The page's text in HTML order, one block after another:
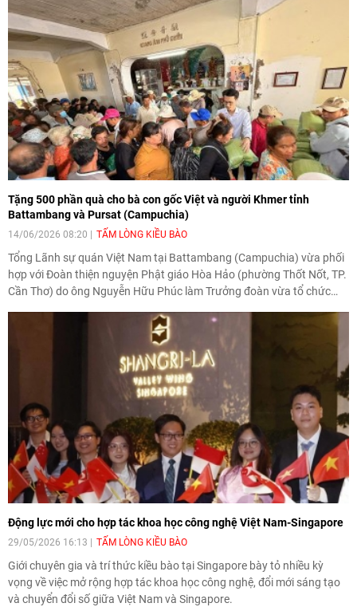
Tặng 500 phần quà cho bà con gốc Việt và người Khmer tỉnh
Battambang và Pursat (Campuchia)
14/06/2026 08:20 TẤM LÒNG KIỀU BÀO
Tổng Lãnh sự quán Việt Nam tại Battambang (Campuchia) vừa phối
hợp với Đoàn thiện nguyện Phật giáo Hòa Hảo (phường Thốt Nốt, TP.
Cần Thơ) do ông Nguyễn Hữu Phúc làm Trưởng đoàn vừa tổ chức
tại hai tỉnh Battambang và Pursat, Vương quốc Campuchia.
Động lực mới cho hợp tác khoa học công nghệ Việt Nam-Singapore
29/05/2026 16:13 TẤM LÒNG KIỀU BÀO
Giới chuyên gia và trí thức kiều bào tại Singapore bày tỏ nhiều kỳ
vọng về việc mở rộng hợp tác khoa học công nghệ, đổi mới sáng tạo
và chuyển đổi số giữa Việt Nam và Singapore.